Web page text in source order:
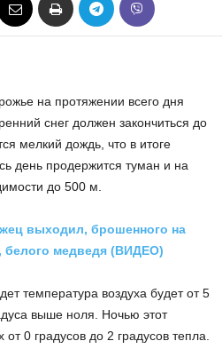
на протяжении всего дня
снег должен закончиться до
мелкий дождь, что в итоге
день продержится туман и на
до 500 м.
выходил, брошенного на
белого медведя (ВИДЕО)
температура воздуха будет от 5
выше ноля. Ночью этот
0 градусов до 2 градусов тепла.